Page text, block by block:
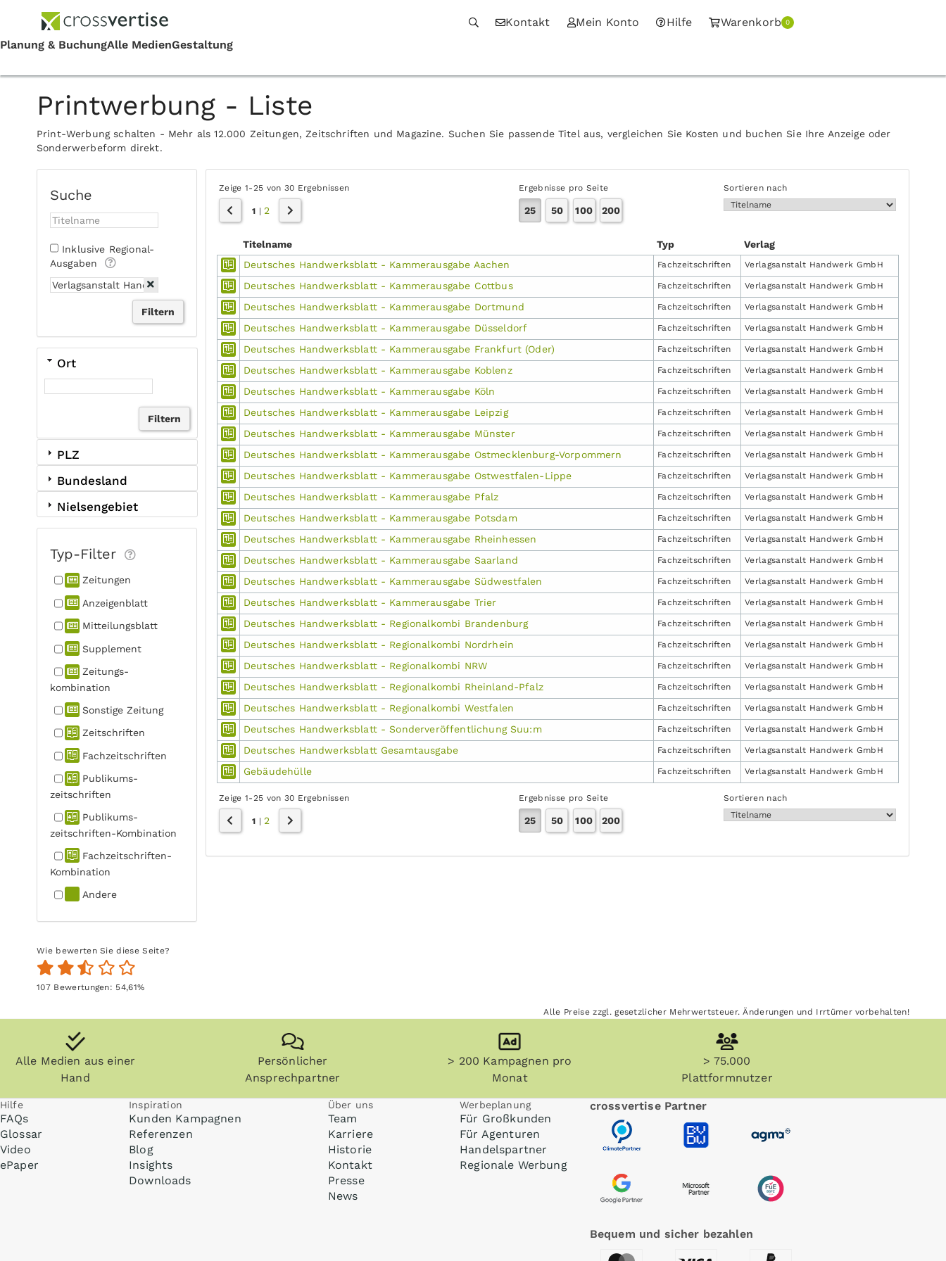
Kontakt Mein Konto Hilfe Warenkorb 0
Printwerbung - Liste
Print-Werbung schalten - Mehr als 12.000 Zeitungen, Zeitschriften und Magazine. Suchen Sie passende Titel aus, vergleichen Sie Kosten und buchen Sie Ihre Anzeige oder
Sonderwerbeform direkt.
Suche
Inklusive Regional-
Ausgaben
Ort
PLZ
Bundesland
Nielsengebiet
Typ-Filter
Zeitungen
Anzeigen­blatt
Mitteilungs­blatt
Supplement
Zeitungs­
kombination
Sonstige Zeitung
Zeitschriften
Fachzeit­schriften
Publikums­
zeitschriften
Publikums­
zeitschriften-Kombination
Fachzeit­schriften-
Kombination
Andere
Zeige 1-25 von 30 Ergebnissen Ergebnisse pro Seite Sortieren nach
1 | 2 25 50 100 200
Titelname Typ
Verlag
Deutsches Handwerksblatt - Kammerausgabe Aachen
Fachzeit­schriften Verlagsanstalt Handwerk GmbH
Deutsches Handwerksblatt - Kammerausgabe Cottbus Fachzeit­schriften Verlagsanstalt Handwerk GmbH
Deutsches Handwerksblatt - Kammerausgabe Dortmund Fachzeit­schriften Verlagsanstalt Handwerk GmbH
Deutsches Handwerksblatt - Kammerausgabe Düsseldorf Fachzeit­schriften Verlagsanstalt Handwerk GmbH
Deutsches Handwerksblatt - Kammerausgabe Frankfurt (Oder) Fachzeit­schriften Verlagsanstalt Handwerk GmbH
Deutsches Handwerksblatt - Kammerausgabe Koblenz Fachzeit­schriften Verlagsanstalt Handwerk GmbH
Deutsches Handwerksblatt - Kammerausgabe Köln Fachzeit­schriften Verlagsanstalt Handwerk GmbH
Deutsches Handwerksblatt - Kammerausgabe Leipzig Fachzeit­schriften Verlagsanstalt Handwerk GmbH
Deutsches Handwerksblatt - Kammerausgabe Münster Fachzeit­schriften Verlagsanstalt Handwerk GmbH
Deutsches Handwerksblatt - Kammerausgabe Ostmecklenburg-Vorpommern Fachzeit­schriften Verlagsanstalt Handwerk GmbH
Deutsches Handwerksblatt - Kammerausgabe Ostwestfalen-Lippe Fachzeit­schriften Verlagsanstalt Handwerk GmbH
Deutsches Handwerksblatt - Kammerausgabe Pfalz Fachzeit­schriften Verlagsanstalt Handwerk GmbH
Deutsches Handwerksblatt - Kammerausgabe Potsdam Fachzeit­schriften Verlagsanstalt Handwerk GmbH
Deutsches Handwerksblatt - Kammerausgabe Rheinhessen Fachzeit­schriften Verlagsanstalt Handwerk GmbH
Deutsches Handwerksblatt - Kammerausgabe Saarland Fachzeit­schriften Verlagsanstalt Handwerk GmbH
Deutsches Handwerksblatt - Kammerausgabe Südwestfalen Fachzeit­schriften Verlagsanstalt Handwerk GmbH
Deutsches Handwerksblatt - Kammerausgabe Trier Fachzeit­schriften Verlagsanstalt Handwerk GmbH
Deutsches Handwerksblatt - Regionalkombi Brandenburg Fachzeit­schriften Verlagsanstalt Handwerk GmbH
Deutsches Handwerksblatt - Regionalkombi Nordrhein Fachzeit­schriften Verlagsanstalt Handwerk GmbH
Deutsches Handwerksblatt - Regionalkombi NRW Fachzeit­schriften Verlagsanstalt Handwerk GmbH
Deutsches Handwerksblatt - Regionalkombi Rheinland-Pfalz Fachzeit­schriften Verlagsanstalt Handwerk GmbH
Deutsches Handwerksblatt - Regionalkombi Westfalen Fachzeit­schriften Verlagsanstalt Handwerk GmbH
Deutsches Handwerksblatt - Sonderveröffentlichung Suu:m Fachzeit­schriften Verlagsanstalt Handwerk GmbH
Deutsches Handwerksblatt Gesamtausgabe Fachzeit­schriften Verlagsanstalt Handwerk GmbH
Gebäudehülle Fachzeit­schriften Verlagsanstalt Handwerk GmbH
Zeige 1-25 von 30 Ergebnissen Ergebnisse pro Seite Sortieren nach
1 | 2 25 50 100 200
Wie bewerten Sie diese Seite?
107Bewertungen: 54,61%
Alle Preise zzgl. gesetzlicher Mehrwertsteuer. Änderungen und Irrtümer vorbehalten!
Alle Medien aus einer
Hand
Persönlicher
Ansprechpartner
> 200 Kampagnen pro
Monat
> 75.000
Plattformnutzer
Hilfe
FAQs
Glossar
Video
ePaper
Inspiration
Kunden Kampagnen
Referenzen
Blog
Insights
Downloads
Über uns
Team
Karriere
Historie
Kontakt
Presse
News
Werbeplanung
Für Großkunden
Für Agenturen
Handelspartner
Regionale Werbung
crossvertise Partner
Bequem und sicher bezahlen